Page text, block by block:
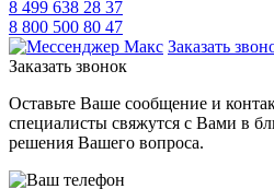
8 499 638 28 37
8 800 500 80 47
Заказать
Заказать звонок
Оставьте Ваше сообщение и
специалисты свяжутся с Вами в
решения Вашего вопроса.